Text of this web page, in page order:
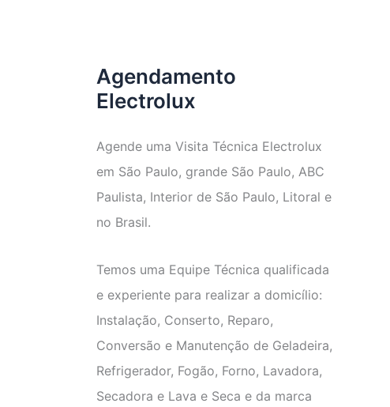
Agendamento
Electrolux
Agende uma Visita Técnica Electrolux
em São Paulo, grande São Paulo, ABC
Paulista, Interior de São Paulo, Litoral e
no Brasil.
Temos uma Equipe Técnica qualificada
e experiente para realizar a domicílio:
Instalação, Conserto, Reparo,
Conversão e Manutenção de Geladeira,
Refrigerador, Fogão, Forno, Lavadora,
Secadora e Lava e Seca e da marca